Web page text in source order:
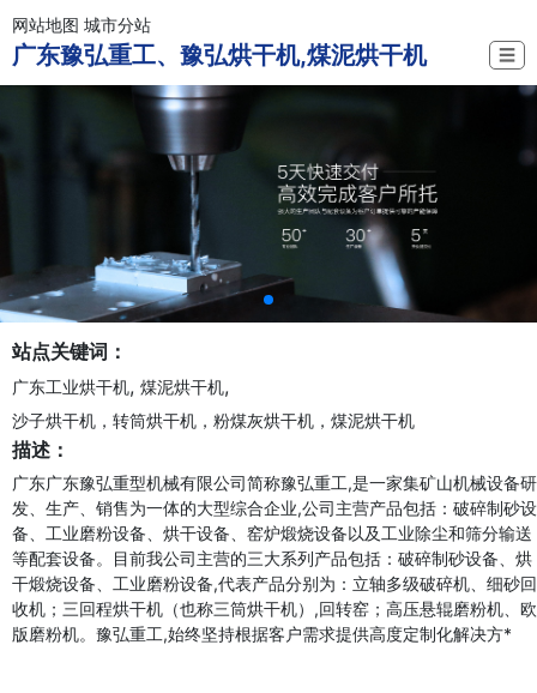
网站地图 城市分站
广东豫弘重工、豫弘烘干机,煤泥烘干机 ☰
站点关键词：
广东工业烘干机, 煤泥烘干机,
沙子烘干机，转筒烘干机，粉煤灰烘干机，煤泥烘干机
描述：
广东广东豫弘重型机械有限公司简称豫弘重工,是一家集矿山机械设备研
发、生产、销售为一体的大型综合企业,公司主营产品包括：破碎制砂设
备、工业磨粉设备、烘干设备、窑炉煅烧设备以及工业除尘和筛分输送
等配套设备。目前我公司主营的三大系列产品包括：破碎制砂设备、烘
干煅烧设备、工业磨粉设备,代表产品分别为：立轴多级破碎机、细砂回
收机；三回程烘干机（也称三筒烘干机）,回转窑；高压悬辊磨粉机、欧
版磨粉机。豫弘重工,始终坚持根据客户需求提供高度定制化解决方*